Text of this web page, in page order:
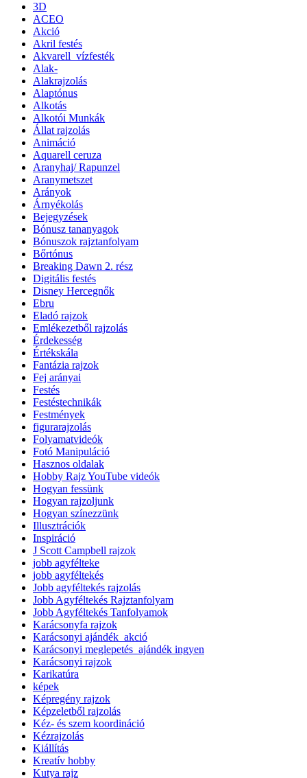
3D
ACEO
Akció
Akril festés
Akvarell_vízfesték
Alak-
Alakrajzolás
Alaptónus
Alkotás
Alkotói Munkák
Állat rajzolás
Animáció
Aquarell ceruza
Aranyhaj/ Rapunzel
Aranymetszet
Arányok
Árnyékolás
Bejegyzések
Bónusz tananyagok
Bónuszok rajztanfolyam
Bőrtónus
Breaking Dawn 2. rész
Digitális festés
Disney Hercegnők
Ebru
Eladó rajzok
Emlékezetből rajzolás
Érdekesség
Értékskála
Fantázia rajzok
Fej arányai
Festés
Festéstechnikák
Festmények
figurarajzolás
Folyamatvideók
Fotó Manipuláció
Hasznos oldalak
Hobby Rajz YouTube videók
Hogyan fessünk
Hogyan rajzoljunk
Hogyan színezzünk
Illusztrációk
Inspiráció
J Scott Campbell rajzok
jobb agyfélteke
jobb agyféltekés
Jobb agyféltekés rajzolás
Jobb Agyféltekés Rajztanfolyam
Jobb Agyféltekés Tanfolyamok
Karácsonyfa rajzok
Karácsonyi ajándék_akció
Karácsonyi meglepetés_ajándék ingyen
Karácsonyi rajzok
Karikatúra
képek
Képregény rajzok
Képzeletből rajzolás
Kéz- és szem koordináció
Kézrajzolás
Kiállítás
Kreatív hobby
Kutya rajz